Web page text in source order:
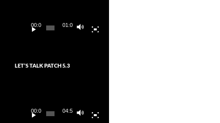
00:00 01:03
LET’S TALK PATCH 5.3
00:00 04:54